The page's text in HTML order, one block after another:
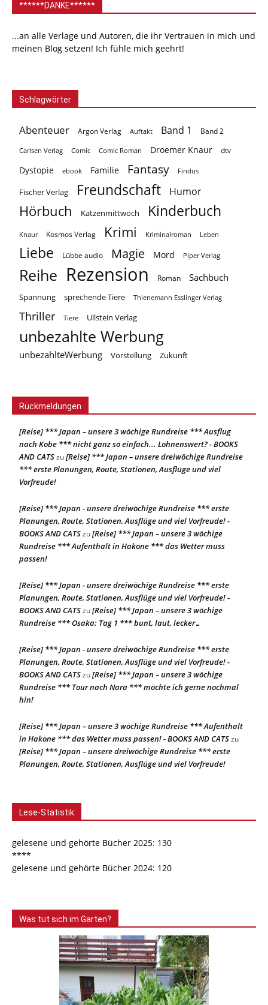
******DANKE******
...an alle Verlage und Autoren, die ihr Vertrauen in mich und
meinen Blog setzen! Ich fühle mich geehrt!
Schlagwörter
Abenteuer Argon Verlag Auftakt Band 1 Band 2
Carlsen Verlag Comic Comic Roman Droemer Knaur dtv
Dystopie ebook Familie Fantasy Findus
Fischer Verlag Freundschaft Humor
Hörbuch Katzenmittwoch Kinderbuch
Knaur Kosmos Verlag Krimi Kriminalroman Leben
Liebe Lübbe audio Magie Mord Piper Verlag
Reihe Rezension Roman Sachbuch
Spannung sprechende Tiere Thienemann Esslinger Verlag
Thriller Tiere Ullstein Verlag
unbezahlte Werbung
unbezahlteWerbung Vorstellung Zukunft
Rückmeldungen
[Reise] *** Japan – unsere 3 wöchige Rundreise *** Ausflug
nach Kobe *** nicht ganz so einfach... Lohnenswert? - BOOKS
AND CATSzu[Reise] *** Japan – unsere dreiwöchige Rundreise
*** erste Planungen, Route, Stationen, Ausflüge und viel
Vorfreude!
[Reise] *** Japan - unsere dreiwöchige Rundreise *** erste
Planungen, Route, Stationen, Ausflüge und viel Vorfreude! -
BOOKS AND CATSzu[Reise] *** Japan – unsere 3 wöchige
Rundreise *** Aufenthalt in Hakone *** das Wetter muss
passen!
[Reise] *** Japan - unsere dreiwöchige Rundreise *** erste
Planungen, Route, Stationen, Ausflüge und viel Vorfreude! -
BOOKS AND CATSzu[Reise] *** Japan – unsere 3 wöchige
Rundreise *** Osaka: Tag 1 *** bunt, laut, lecker…
[Reise] *** Japan - unsere dreiwöchige Rundreise *** erste
Planungen, Route, Stationen, Ausflüge und viel Vorfreude! -
BOOKS AND CATSzu[Reise] *** Japan – unsere 3 wöchige
Rundreise *** Tour nach Nara *** möchte ich gerne nochmal
hin!
[Reise] *** Japan – unsere 3 wöchige Rundreise *** Aufenthalt
in Hakone *** das Wetter muss passen! - BOOKS AND CATSzu
[Reise] *** Japan – unsere dreiwöchige Rundreise *** erste
Planungen, Route, Stationen, Ausflüge und viel Vorfreude!
Lese-Statistik
gelesene und gehörte Bücher 2025: 130
****
gelesene und gehörte Bücher 2024: 120
Was tut sich im Garten?